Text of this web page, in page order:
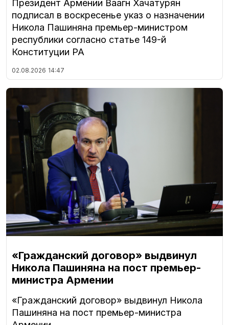
Президент Армении Ваагн Хачатурян
подписал в воскресенье указ о назначении
Никола Пашиняна премьер-министром
республики согласно статье 149-й
Конституции РА
02.08.2026 14:47
«Гражданский договор» выдвинул
Никола Пашиняна на пост премьер-
министра Армении
«Гражданский договор» выдвинул Никола
Пашиняна на пост премьер-министра